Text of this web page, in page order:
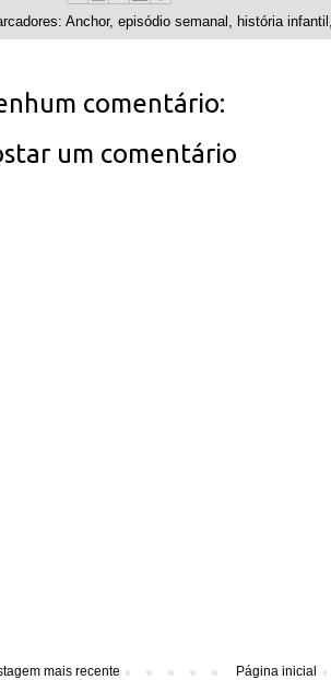
Anchor, episódio semanal história infantil
comentário:
um comentário
mais recente Página inicial